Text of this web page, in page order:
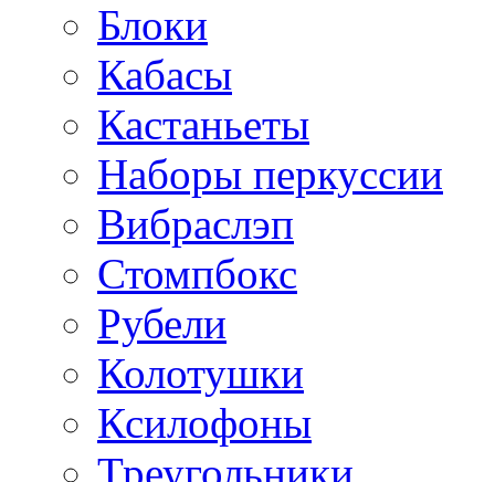
Блоки
Кабасы
Кастаньеты
Наборы перкуссии
Вибраслэп
Стомпбокс
Рубели
Колотушки
Ксилофоны